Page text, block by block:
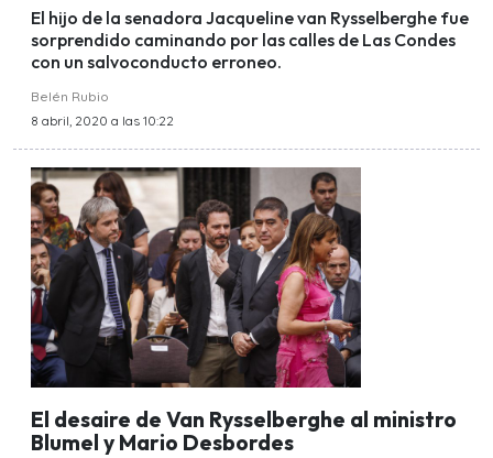
El hijo de la senadora Jacqueline van Rysselberghe fue
sorprendido caminando por las calles de Las Condes
con un salvoconducto erroneo.
Belén Rubio
8 abril, 2020 a las 10:22
El desaire de Van Rysselberghe al ministro
Blumel y Mario Desbordes